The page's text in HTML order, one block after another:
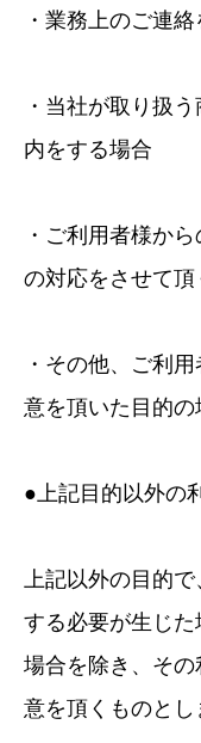
・業務上のご連
・当社が取り扱
内をする場合
・ご利用者様か
の対応をさせて頂
・その他、ご利
意を頂いた目的の
●上記目的以外の
上記以外の目的
する必要が生じ
場合を除き、そ
意を頂くものとし